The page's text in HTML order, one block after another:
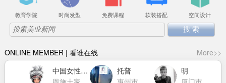
教育学院 时尚发型 免费课程 软装搭配 空间设计
ONLINE MEMBER | 看谁在线
More>>
中国女性力量萧莉洁
托普
明